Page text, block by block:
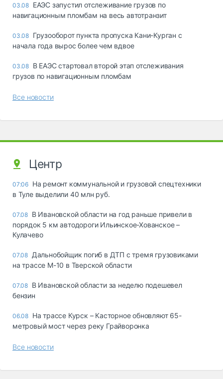
03.08 ЕАЭС запустил отслеживание грузов по
навигационным пломбам на весь автотранзит
03.08 Грузооборот пункта пропуска Кани-Курган с
начала года вырос более чем вдвое
03.08 В ЕАЭС стартовал второй этап отслеживания
грузов по навигационным пломбам
Все новости
Центр
07:06 На ремонт коммунальной и грузовой спецтехники
в Туле выделили 40 млн руб.
07.08 В Ивановской области на год раньше привели в
порядок 5 км автодороги Ильинское-Хованское –
Кулачево
07.08 Дальнобойщик погиб в ДТП с тремя грузовиками
на трассе М-10 в Тверской области
07.08 В Ивановской области за неделю подешевел
бензин
06.08 На трассе Курск – Касторное обновляют 65-
метровый мост через реку Грайворонка
Все новости